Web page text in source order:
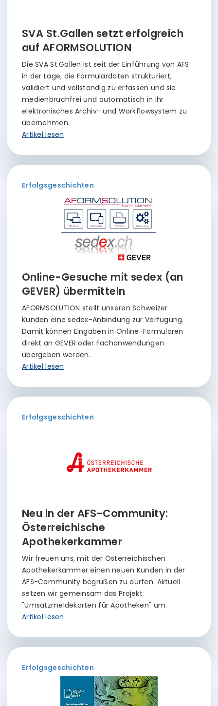
SVA St.Gallen setzt erfolgreich
auf AFORMSOLUTION
Die SVA St.Gallen ist seit der Einführung von AFS
in der Lage, die Formulardaten strukturiert,
validiert und vollständig zu erfassen und sie
medienbruchfrei und automatisch in ihr
elektronisches Archiv- und Workflowsystem zu
übernehmen.
Artikel lesen
Erfolgsgeschichten
Online-Gesuche mit sedex (an
GEVER) übermitteln
AFORMSOLUTION stellt unseren Schweizer
Kunden eine sedex-Anbindung zur Verfügung.
Damit können Eingaben in Online-Formularen
direkt an GEVER oder Fachanwendungen
übergeben werden.
Artikel lesen
Erfolgsgeschichten
Neu in der AFS-Community:
Österreichische
Apothekerkammer
Wir freuen uns, mit der Österreichischen
Apothekerkammer einen neuen Kunden in der
AFS-Community begrüßen zu dürfen. Aktuell
setzen wir gemeinsam das Projekt
"Umsatzmeldekarten für Apotheken" um.
Artikel lesen
Erfolgsgeschichten